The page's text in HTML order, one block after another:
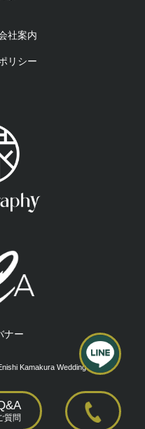
社案内
リシー
Kamakura Wedding
質問